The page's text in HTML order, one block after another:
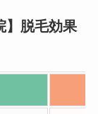
】脱毛効果